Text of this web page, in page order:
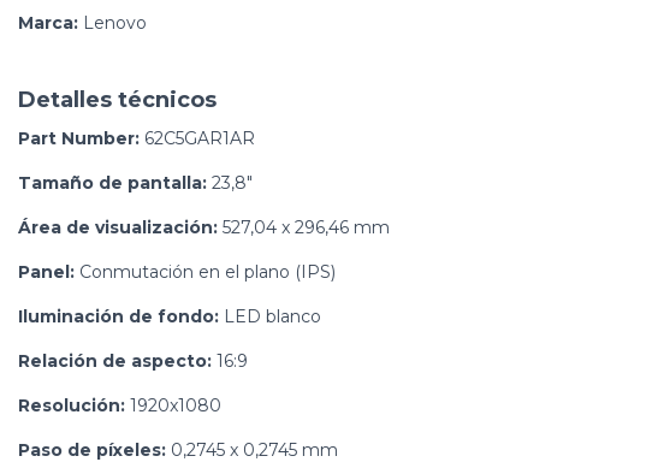
Marca: Lenovo
Detalles técnicos
Part Number: 62C5GAR1AR
Tamaño de pantalla: 23,8"
Área de visualización: 527,04 x 296,46 mm
Panel: Conmutación en el plano (IPS)
Iluminación de fondo: LED blanco
Relación de aspecto: 16:9
Resolución: 1920x1080
Paso de píxeles: 0,2745 x 0,2745 mm